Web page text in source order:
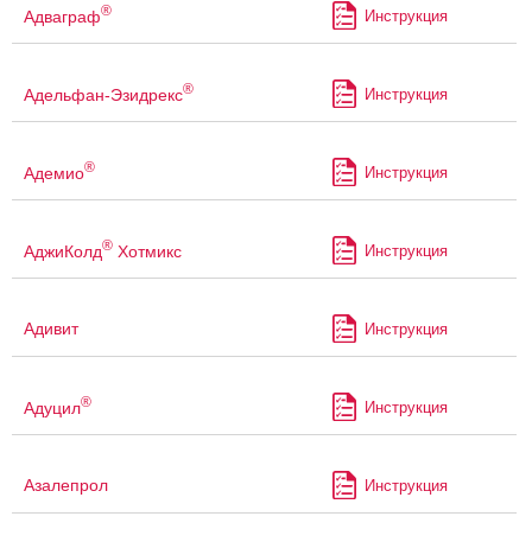
Адваграф® Инструкция
Адельфан-Эзидрекс® Инструкция
Адемио® Инструкция
АджиКолд® Хотмикс Инструкция
Адивит Инструкция
Адуцил® Инструкция
Азалепрол Инструкция